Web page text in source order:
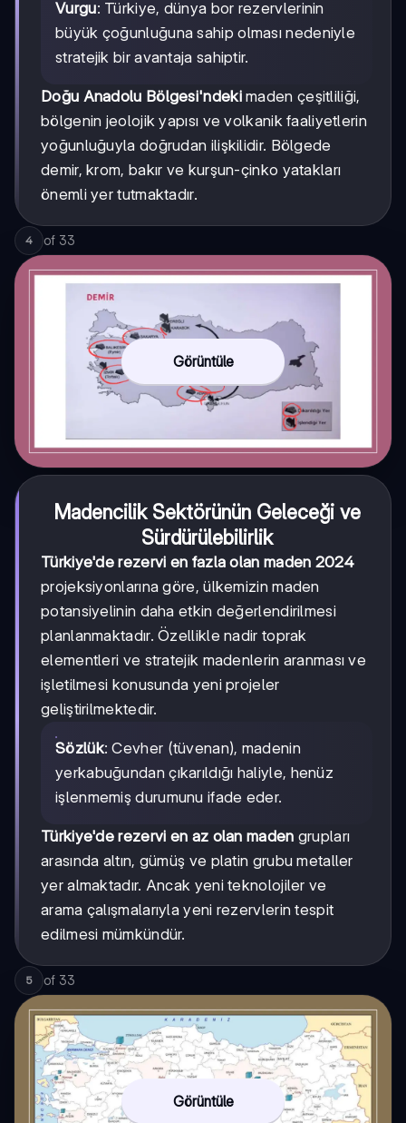
Vurgu: Türkiye, dünya bor rezervlerinin
büyük çoğunluğuna sahip olması nedeniyle
stratejik bir avantaja sahiptir.
Doğu Anadolu Bölgesi'ndekimaden çeşitliliği,
bölgenin jeolojik yapısı ve volkanik faaliyetlerin
yoğunluğuyla doğrudan ilişkilidir. Bölgede
demir, krom, bakır ve kurşun-çinko yatakları
önemli yer tutmaktadır.
4 of 33
Görüntüle
Madencilik Sektörünün Geleceği ve
Sürdürülebilirlik
Türkiye'de rezervi en fazla olan maden 2024
projeksiyonlarına göre, ülkemizin maden
potansiyelinin daha etkin değerlendirilmesi
planlanmaktadır. Özellikle nadir toprak
elementleri ve stratejik madenlerin aranması ve
işletilmesi konusunda yeni projeler
geliştirilmektedir.
Sözlük: Cevher (tüvenan), madenin
yerkabuğundan çıkarıldığı haliyle, henüz
işlenmemiş durumunu ifade eder.
Türkiye'de rezervi en az olan maden grupları
arasında altın, gümüş ve platin grubu metaller
yer almaktadır. Ancak yeni teknolojiler ve
arama çalışmalarıyla yeni rezervlerin tespit
edilmesi mümkündür.
5 of 33
Görüntüle